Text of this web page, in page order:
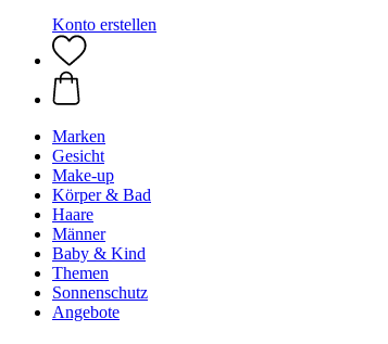
Konto erstellen
Marken
Gesicht
Make-up
Körper & Bad
Haare
Männer
Baby & Kind
Themen
Sonnenschutz
Angebote